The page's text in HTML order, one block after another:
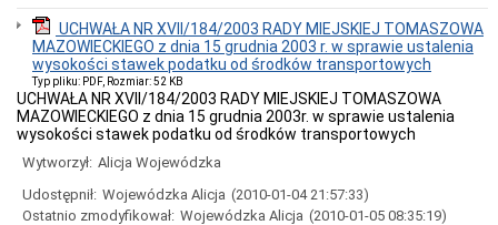
Zapytanie
cenowe
wykonanie
prac
geodezyjnych,
wycen
nieruchomości
inne
Zamówienia
Publiczne
UCHWAŁA NR XVII/184/2003 RADY MIEJSKIEJ TOMASZOWA
MAZOWIECKIEGO z dnia 15 grudnia 2003 r. w sprawie ustalenia
wysokości stawek podatku od środków transportowych
Typ pliku: PDF, Rozmiar: 52 KB
UCHWAŁA NR XVII/184/2003 RADY MIEJSKIEJ TOMASZOWA
MAZOWIECKIEGO z dnia 15 grudnia 2003r. w sprawie ustalenia
wysokości stawek podatku od środków transportowych
Wytworzył: Alicja Wojewódzka
Udostępnił: Wojewódzka Alicja (2010-01-04 21:57:33)
Ostatnio zmodyfikował: Wojewódzka Alicja (2010-01-05 08:35:19)